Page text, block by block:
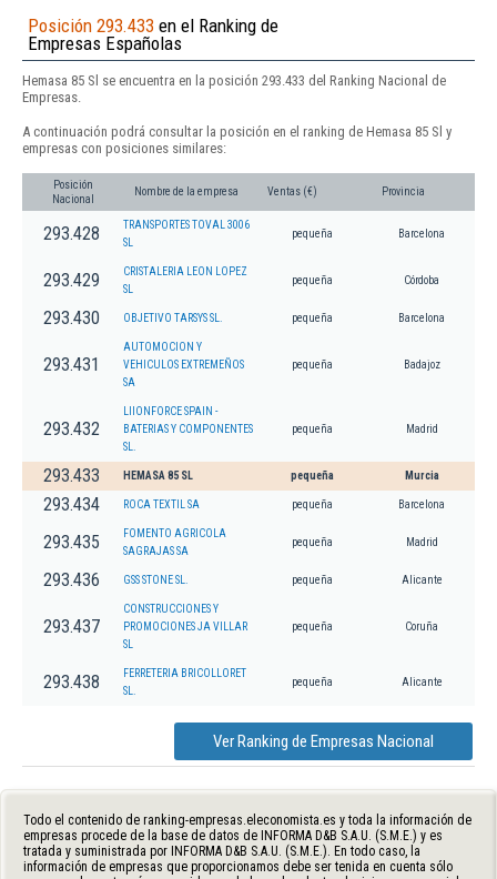
Posición 293.433 en el Ranking de
Empresas Españolas
Hemasa 85 Sl se encuentra en la posición 293.433 del Ranking Nacional de
Empresas.
A continuación podrá consultar la posición en el ranking de Hemasa 85 Sl y
empresas con posiciones similares:
Posición
Nacional
Nombre de la empresa Ventas (€) Provincia
293.428
TRANSPORTES TOVAL 3006
SL
pequeña Barcelona
293.429
CRISTALERIA LEON LOPEZ
SL
pequeña Córdoba
293.430 OBJETIVO TARSYS SL. pequeña Barcelona
293.431
AUTOMOCION Y
VEHICULOS EXTREMEÑOS
SA
pequeña Badajoz
293.432
LIIONFORCE SPAIN -
BATERIAS Y COMPONENTES
SL.
pequeña Madrid
293.433 HEMASA 85 SL pequeña Murcia
293.434 ROCA TEXTIL SA pequeña Barcelona
293.435
FOMENTO AGRICOLA
SAGRAJAS SA
pequeña Madrid
293.436 GSS STONE SL. pequeña Alicante
293.437
CONSTRUCCIONES Y
PROMOCIONES JA VILLAR
SL
pequeña Coruña
293.438
FERRETERIA BRICOLLORET
SL.
pequeña Alicante
Ver Ranking de Empresas Nacional
Todo el contenido de ranking-empresas.eleconomista.es y toda la información de
empresas procede de la base de datos de INFORMA D&B S.A.U. (S.M.E.) y es
tratada y suministrada por INFORMA D&B S.A.U. (S.M.E.). En todo caso, la
información de empresas que proporcionamos debe ser tenida en cuenta sólo